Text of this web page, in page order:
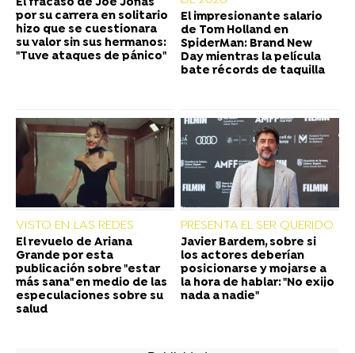
El fracaso de Joe Jonas
por su carrera en solitario
hizo que se cuestionara
su valor sin sus hermanos:
"Tuve ataques de pánico"
El impresionante salario
de Tom Holland en
SpiderMan: Brand New
Day mientras la película
bate récords de taquilla
VISTO EN LAS REDES
El revuelo de Ariana
Grande por esta
publicación sobre "estar
más sana" en medio de las
especulaciones sobre su
salud
PRESENTA EL SER QUERIDO
Javier Bardem, sobre si
los actores deberían
posicionarse y mojarse a
la hora de hablar: "No exijo
nada a nadie"